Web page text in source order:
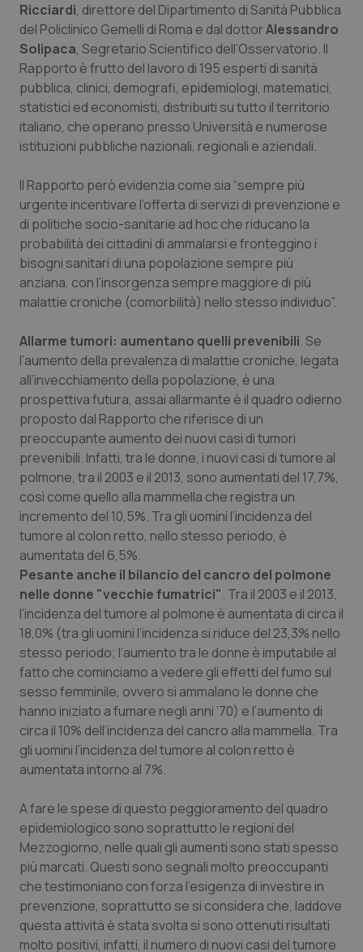
Puglia
Sardegna
Sicilia
Toscana
Umbria
Valle D’Aosta
Veneto
Malattie rare
Malattia di Crohn & Rettocolite Ulcerosa
Neuroscienze & patologie neurodegenerative
Obesità
Oftalmologia
Oncodermatologia
Oncoematologia
Oncologia & Nutrizione
Psoriasi & pelle
Quotidiano Cardiologia
Quotidiano Chirurgia
Quotidiano Oncologia
Quotidiano Pediatria
Rene & patologie urogenitali
Salute orale & impianti
Sangue & coagulazione
Tiroide
Tumore al seno
Tumore ovarico
Tumori del Polmone & Testa Collo
Tumori gastrointestinali
Ulcera & Reflusso
Vaccini
Ricciardi, direttore del Dipartimento di Sanità Pubblica
del Policlinico Gemelli di Roma e dal dottorAlessandro
Solipaca, Segretario Scientifico dell’Osservatorio. Il
Rapporto è frutto del lavoro di 195 esperti di sanità
pubblica, clinici, demografi, epidemiologi, matematici,
statistici ed economisti, distribuiti su tutto il territorio
italiano, che operano presso Università e numerose
istituzioni pubbliche nazionali, regionali e aziendali.
Il Rapporto però evidenzia come sia “sempre più
urgente incentivare l’offerta di servizi di prevenzione e
di politiche socio-sanitarie ad hoc che riducano la
probabilità dei cittadini di ammalarsi e fronteggino i
bisogni sanitari di una popolazione sempre più
anziana, con l’insorgenza sempre maggiore di più
malattie croniche (comorbilità) nello stesso individuo”.
Allarme tumori: aumentano quelli prevenibili. Se
l’aumento della prevalenza di malattie croniche, legata
all’invecchiamento della popolazione, è una
prospettiva futura, assai allarmante è il quadro odierno
proposto dal Rapporto che riferisce di un
preoccupante aumento dei nuovi casi di tumori
prevenibili. Infatti, tra le donne, i nuovi casi di tumore al
polmone, tra il 2003 e il 2013, sono aumentati del 17,7%,
così come quello alla mammella che registra un
incremento del 10,5%. Tra gli uomini l’incidenza del
tumore al colon retto, nello stesso periodo, è
aumentata del 6,5%.
Pesante anche il bilancio del cancro del polmone
nelle donne "vecchie fumatrici". Tra il 2003 e il 2013,
l’incidenza del tumore al polmone è aumentata di circa il
18,0% (tra gli uomini l’incidenza si riduce del 23,3% nello
stesso periodo; l’aumento tra le donne è imputabile al
fatto che cominciamo a vedere gli effetti del fumo sul
sesso femminile, ovvero si ammalano le donne che
hanno iniziato a fumare negli anni ’70) e l’aumento di
circa il 10% dell’incidenza del cancro alla mammella. Tra
gli uomini l’incidenza del tumore al colon retto è
aumentata intorno al 7%.
A fare le spese di questo peggioramento del quadro
epidemiologico sono soprattutto le regioni del
Mezzogiorno, nelle quali gli aumenti sono stati spesso
più marcati. Questi sono segnali molto preoccupanti
che testimoniano con forza l’esigenza di investire in
prevenzione, soprattutto se si considera che, laddove
questa attività è stata svolta si sono ottenuti risultati
molto positivi, infatti, il numero di nuovi casi del tumore